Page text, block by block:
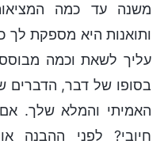
משנה עד כמה
ותואנות היא מספקת
עליך לשאת וכמה
בסופו של דבר, הדברים
האמיתי והמלא שלך. אם
חיובי? לפני ההבנה